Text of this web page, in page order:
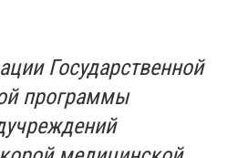
Государственной
программы